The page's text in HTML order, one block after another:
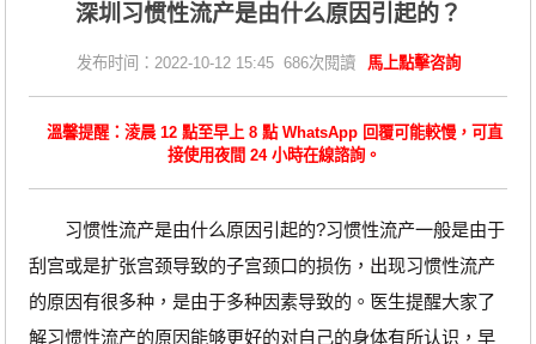
深圳习惯性流产是由什么原因引起的？
发布时间：2022-10-12 15:45 686次閱讀 馬上點擊咨詢
溫馨提醒：淩晨 12 點至早上 8 點 WhatsApp 回覆可能較慢，可直
接使用夜間 24 小時在線諮詢。
习惯性流产是由什么原因引起的?习惯性流产一般是由于
刮宫或是扩张宫颈导致的子宫颈口的损伤，出现习惯性流产
的原因有很多种，是由于多种因素导致的。医生提醒大家了
解习惯性流产的原因能够更好的对自己的身体有所认识，早